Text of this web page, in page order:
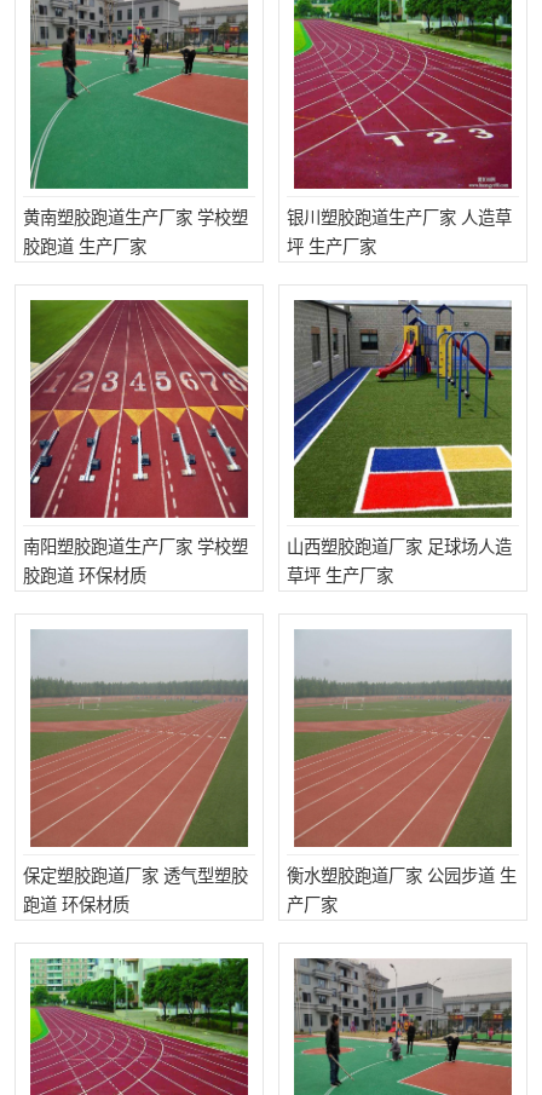
黄南塑胶跑道生产厂家 学校塑
胶跑道 生产厂家
银川塑胶跑道生产厂家 人造草
坪 生产厂家
南阳塑胶跑道生产厂家 学校塑
胶跑道 环保材质
山西塑胶跑道厂家 足球场人造
草坪 生产厂家
保定塑胶跑道厂家 透气型塑胶
跑道 环保材质
衡水塑胶跑道厂家 公园步道 生
产厂家